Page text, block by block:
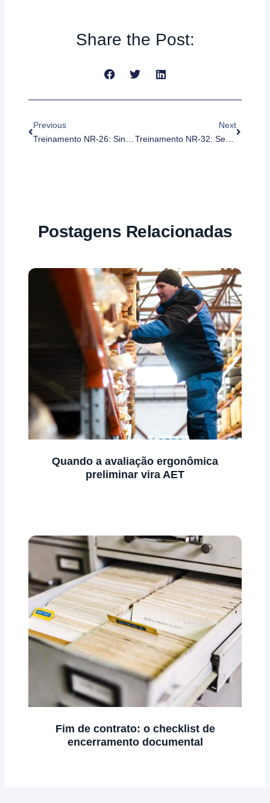
Share the Post:
Previous
Treinamento NR-26: Sinalização De Segurança
Next
Treinamento NR-32: Segurança E Saúde No Trabalho Em Serviços De Saúde
Postagens Relacionadas
Quando a avaliação ergonômica
preliminar vira AET
Fim de contrato: o checklist de
encerramento documental